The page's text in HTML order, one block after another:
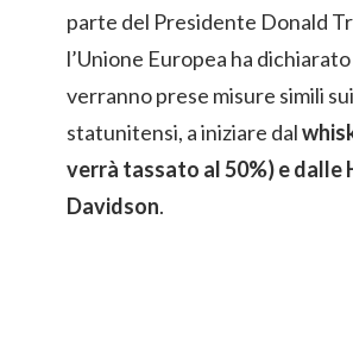
parte del Presidente Donald
l’Unione Europea ha
verranno prese misure simili
statunitensi, a iniziare dal
verrà tassato al 50%) e dalle
Davidson.